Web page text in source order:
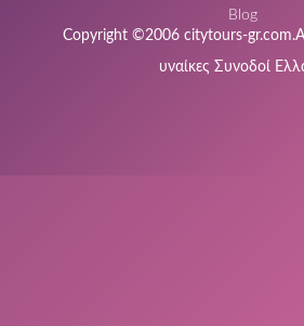
Blog
Copyright ©2006 citytours-
υναίκες Συνοδοί